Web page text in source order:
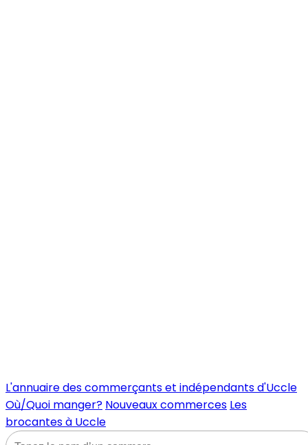
L'annuaire des commerçants et indépendants d'Uccle
Où/Quoi manger? Nouveaux commerces Les
brocantes à Uccle